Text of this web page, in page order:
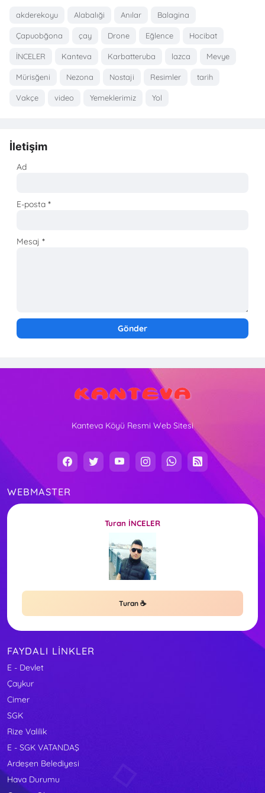
akderekoyu Alabalıği Anılar Balagina
Çapuobğona çay Drone Eğlence Hocibat
İNCELER Kanteva Karbatteruba lazca Mevye
Mürisğeni Nezona Nostaji Resimler tarih
Vakçe video Yemeklerimiz Yol
İletişim
Ad
E-posta*
Mesaj*
Kanteva Köyü Resmi Web Sitesi
WEBMASTER
Turan İNCELER
Turan ☕
FAYDALI LINKLER
E - Devlet
Çaykur
Cimer
SGK
Rize Valilik
E - SGK VATANDAŞ
Ardeşen Belediyesi
Hava Durumu